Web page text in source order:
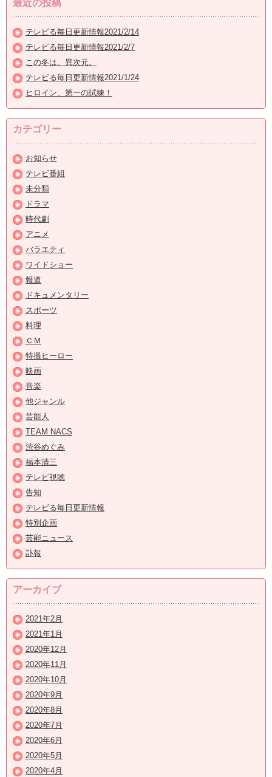
最近の投稿
テレビる毎日更新情報2021/2/14
テレビる毎日更新情報2021/2/7
この冬は、異次元。
テレビる毎日更新情報2021/1/24
ヒロイン、第一の試練！
カテゴリー
お知らせ
テレビ番組
未分類
ドラマ
時代劇
アニメ
バラエティ
ワイドショー
報道
ドキュメンタリー
スポーツ
料理
ＣＭ
特撮ヒーロー
映画
音楽
他ジャンル
芸能人
TEAM NACS
渋谷めぐみ
福本清三
テレビ視聴
告知
テレビる毎日更新情報
特別企画
芸能ニュース
訃報
アーカイブ
2021年2月
2021年1月
2020年12月
2020年11月
2020年10月
2020年9月
2020年8月
2020年7月
2020年6月
2020年5月
2020年4月